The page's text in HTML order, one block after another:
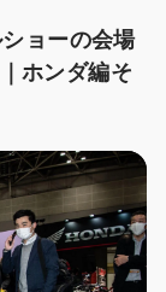
ョーの会場
ホンダ編そ